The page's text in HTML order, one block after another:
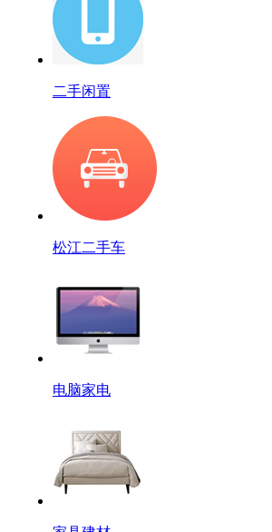
二手闲置
松江二手车
电脑家电